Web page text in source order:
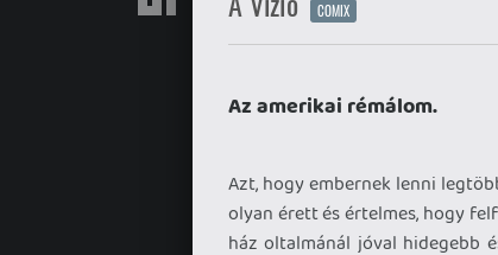
COMIX
Az amerikai rémálom.
Azt, hogy embernek lenni
olyan érett és értelmes, hogy
ház oltalmánál jóval hidegebb